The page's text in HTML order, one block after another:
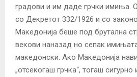
градови и им даде грчки имиња.
со Декретот 332/1926 и со
Македонија беше под брутална
векови наназад но сепак
македонски. Ако Македонија
„отсекогаш грчка“, тогаш